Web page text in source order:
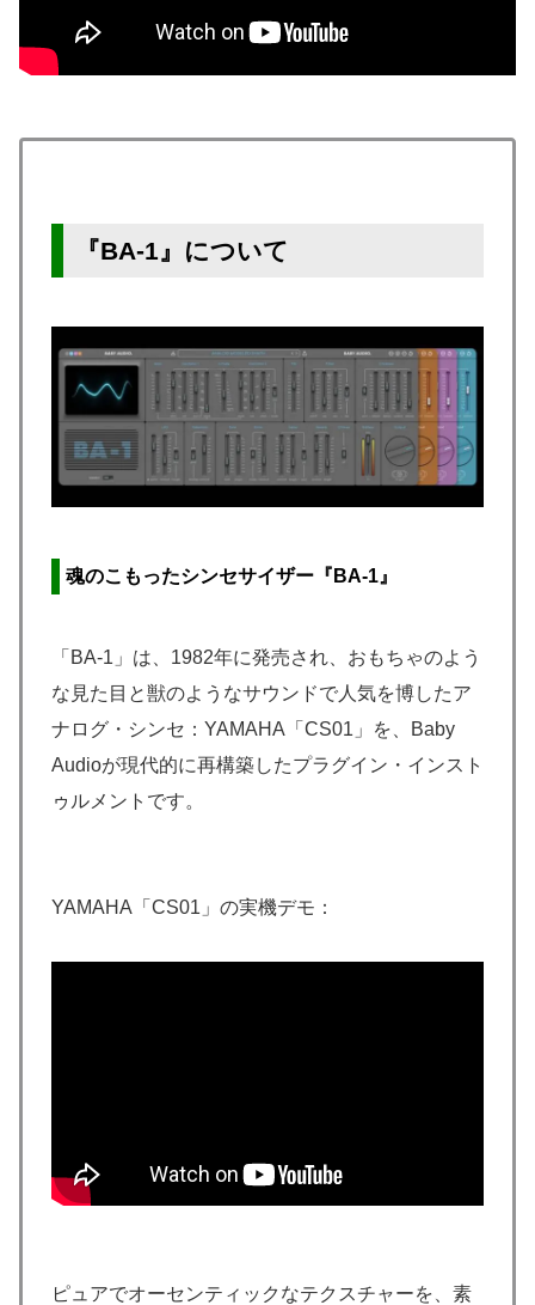
『BA-1』について
魂のこもったシンセサイザー『BA-1』
「BA-1」は、1982年に発売され、おもちゃのよう
な見た目と獣のようなサウンドで人気を博したア
ナログ・シンセ：YAMAHA「CS01」を、Baby
Audioが現代的に再構築したプラグイン・インスト
ゥルメントです。
YAMAHA「CS01」の実機デモ：
ピュアでオーセンティックなテクスチャーを、素